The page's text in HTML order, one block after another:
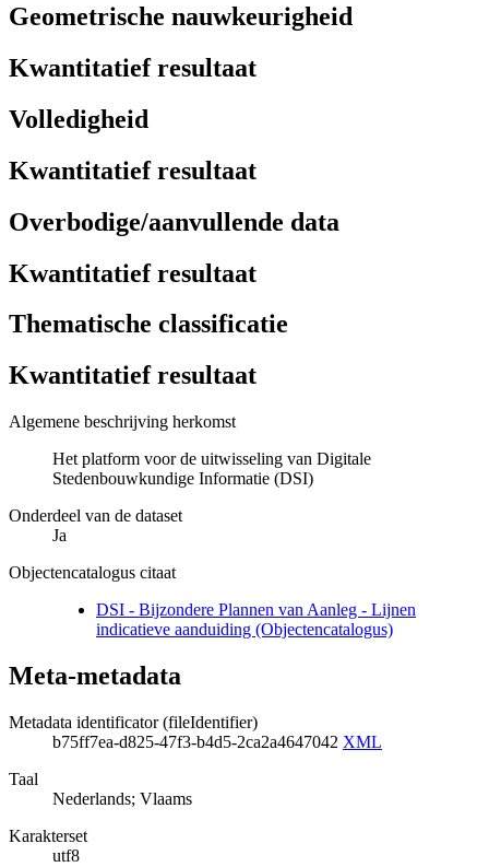
Geometrische nauwkeurigheid
Kwantitatief resultaat
Volledigheid
Kwantitatief resultaat
Overbodige/aanvullende data
Kwantitatief resultaat
Thematische classificatie
Kwantitatief resultaat
Algemene beschrijving herkomst
Het platform voor de uitwisseling van Digitale
Stedenbouwkundige Informatie (DSI)
Onderdeel van de dataset
Ja
Objectencatalogus citaat
DSI - Bijzondere Plannen van Aanleg - Lijnen
indicatieve aanduiding (Objectencatalogus)
Meta-metadata
Metadata identificator (fileIdentifier)
b75ff7ea-d825-47f3-b4d5-2ca2a4647042 XML
Taal
Nederlands; Vlaams
Karakterset
utf8